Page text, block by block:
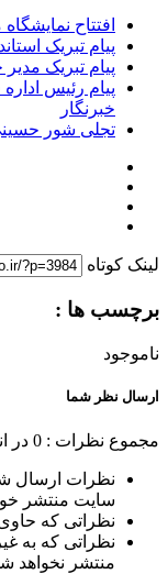
افتتاح
پیام تبریک
پیام تبریک
پیام رئیس
خبرنگار
تجلی شور
لینک کوتاه
برچسب ها :
ناموجود
ارسال نظر شما
مجموع نظرات : 0 در
نظرات ارسال
سایت منتشر
نظراتی که
نظراتی که به
منتشر نخواهد